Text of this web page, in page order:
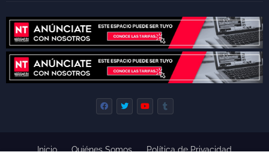
Inicio Quiénes Somos
Política de Privacidad